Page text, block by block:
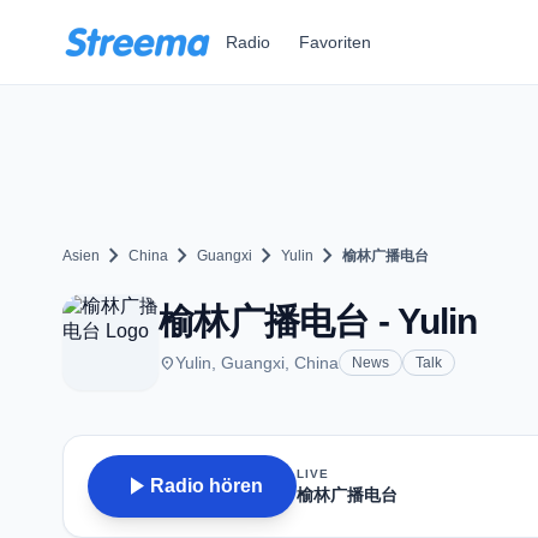
Radio Favoriten
Asien chevron_right China chevron_right Guangxi chevron_right Yulin chevron_right 榆林广播电台
榆林广播电台 - Yulin
placeYulin, Guangxi, China News Talk
play_arrow Radio hören
LIVE
榆林广播电台